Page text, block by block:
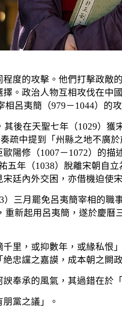
度的攻擊。他們打擊政敵
。政治人物互相攻伐在
呂夷簡（979－1044）的
後在天聖七年（1029）
疏中提到「州縣之地不廣
陽修（1007－1072）的
五年（1038）脫離宋朝自
廷內外交困，亦借機迫使
三月罷免呂夷簡宰相的
重新起用呂夷簡，遂於慶
里，或抑數年，或緣私恨
忠讜之嘉謨，成本朝之闕
奉承的風氣，其過錯在於
黨之議」。